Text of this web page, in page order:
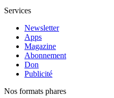
Services
Newsletter
Apps
Magazine
Abonnement
Don
Publicité
Nos formats phares